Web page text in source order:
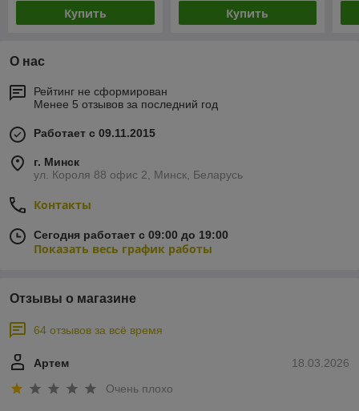
Купить Купить
О нас
Рейтинг не сформирован
Менее 5 отзывов за последний год
Работает с 09.11.2015
г. Минск
ул. Короля 88 офис 2, Минск, Беларусь
Контакты
Сегодня работает с 09:00 до 19:00
Показать весь график работы
Отзывы о магазине
64 отзывов за всё время
18.03.2026
Артем
Очень плохо